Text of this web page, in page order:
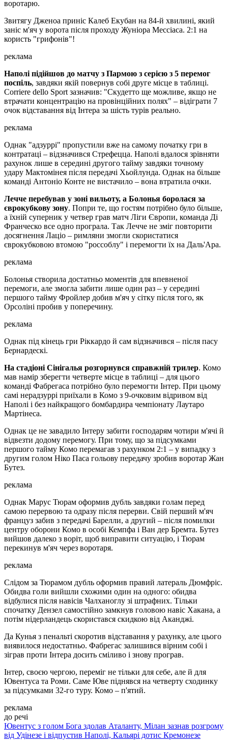
воротарю.
Звитягу Дженоа приніс Калеб Екубан на 84-й хвилині, який
заніс м'яч у ворота після проходу Жуніора Мессіаса. 2:1 на
користь "грифонів"!
реклама
Наполі підійшов до матчу з Пармою з серією з 5 перемог
поспіль, завдяки якій повернув собі друге місце в таблиці.
Corriere dello Sport зазначив: "Скудетто ще можливе, якщо не
втрачати концентрацію на провінційних полях" – відіграти 7
очок відставання від Інтера за шість турів реально.
реклама
Однак "адзуррі" пропустили вже на самому початку гри в
контратаці – відзначився Стрефецца. Наполі вдалося зрівняти
рахунок лише в середині другого тайму завдяки точному
удару Мактомінея після передачі Хьойлунда. Однак на більше
команді Антоніо Конте не вистачило – вона втратила очки.
Лечче перебував у зоні вильоту, а Болонья боролася за
єврокубкову зону. Попри те, що гостям потрібно було більше,
а їхній суперник у четвер грав матч Ліги Європи, команда Ді
Франческо все одно програла. Так Лечче не зміг повторити
досягнення Лаціо – римляни змогли скористатися
єврокубковою втомою "россоблу" і перемогти їх на Даль'Ара.
реклама
Болонья створила достатньо моментів для впевненої
перемоги, але змогла забити лише один раз – у середині
першого тайму Фройлер добив м'яч у сітку після того, як
Орсоліні пробив у поперечину.
реклама
Однак під кінець гри Ріккардо й сам відзначився – після пасу
Бернардескі.
На стадіоні Сінігалья розгорнувся справжній трилер. Комо
мав намір зберегти четверте місце в таблиці – для цього
команді Фабрегаса потрібно було перемогти Інтер. При цьому
самі нерадзуррі приїхали в Комо з 9-очковим відривом від
Наполі і без найкращого бомбардира чемпіонату Лаутаро
Мартінеса.
Однак це не завадило Інтеру забити господарям чотири м'ячі й
відвезти додому перемогу. При тому, що за підсумками
першого тайму Комо перемагав з рахунком 2:1 – у випадку з
другим голом Ніко Паса гольову передачу зробив воротар Жан
Бутез.
реклама
Однак Марус Тюрам оформив дубль завдяки голам перед
самою перервою та одразу після перерви. Свій перший м'яч
француз забив з передачі Барелли, а другий – після помилки
центру оборони Комо в особі Кемпфа і Ван дер Бремта. Бутез
вийшов далеко з воріт, щоб виправити ситуацію, і Тюрам
перекинув м'яч через воротаря.
реклама
Слідом за Тюрамом дубль оформив правий латераль Дюмфріс.
Обидва голи вийшли схожими один на одного: обидва
відбулися після навісів Чалханоглу зі штрафних. Тільки
спочатку Дензел самостійно замкнув головою навіс Хакана, а
потім нідерландець скористався скидкою від Аканджі.
Да Кунья з пенальті скоротив відставання у рахунку, але цього
виявилося недостатньо. Фабрегас залишився вірним собі і
зіграв проти Інтера досить сміливо і знову програв.
Інтер, своєю чергою, переміг не тільки для себе, але й для
Ювентуса та Роми. Саме Юве піднявся на четверту сходинку
за підсумками 32-го туру. Комо – п'ятий.
реклама
до речі
Ювентус з голом Бога здолав Аталанту, Мілан зазнав розгрому
від Удінезе і відпустив Наполі, Кальярі дотис Кремонезе